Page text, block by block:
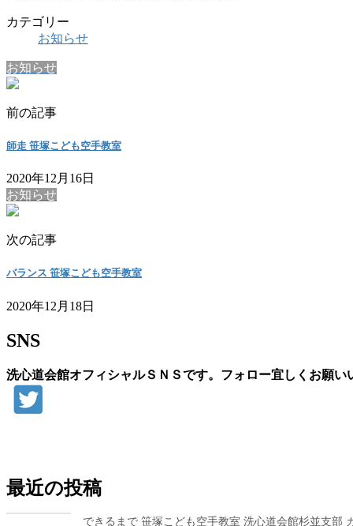
カテゴリー
お知らせ
お知らせ
前の記事
師走 笹塚こども空手教室
2020年12月16日
お知らせ
次の記事
バランス 笹塚こども空手教室
2020年12月18日
SNS
洗心道会館オフィシャルＳＮＳです。フォロー宜しくお願い
最近の投稿
できるまで 笹塚こども空手教室 洗心道会館杉並支部